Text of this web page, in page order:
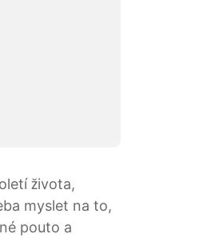
života,
myslet na to,
pouto a